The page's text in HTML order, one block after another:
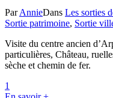
ParAnnieDans Les sorties
Sortie patrimoine, Sortie
Visite du centre ancien
particulières, Château,
sèche et chemin de fer.
1